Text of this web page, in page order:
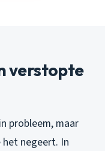
verstopte
probleem, maar
negeert. In